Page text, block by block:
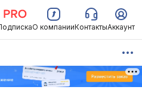
О компанииКонтактыАккаунт